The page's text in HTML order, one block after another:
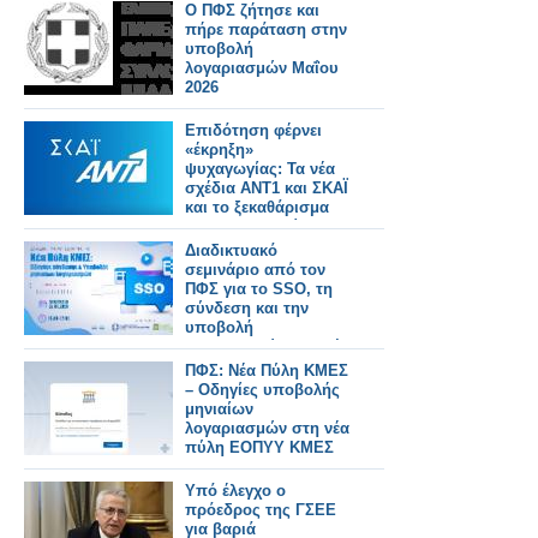
Ο ΠΦΣ ζήτησε και
πήρε παράταση στην
υποβολή
λογαριασμών Μαΐου
2026
Επιδότηση φέρνει
«έκρηξη»
ψυχαγωγίας: Τα νέα
σχέδια ΑΝΤ1 και ΣΚΑΪ
και το ξεκαθάρισμα
στα τηλεπαιχνίδια
Διαδικτυακό
σεμινάριο από τον
ΠΦΣ για το SSO, τη
σύνδεση και την
υποβολή
λογαριασμών στη νέα
πύλη ΕΟΠΥΥ-ΚΜΕΣ
ΠΦΣ: Νέα Πύλη ΚΜΕΣ
– Οδηγίες υποβολής
μηνιαίων
λογαριασμών στη νέα
πύλη ΕΟΠΥΥ ΚΜΕΣ
Υπό έλεγχο ο
πρόεδρος της ΓΣΕΕ
για βαριά